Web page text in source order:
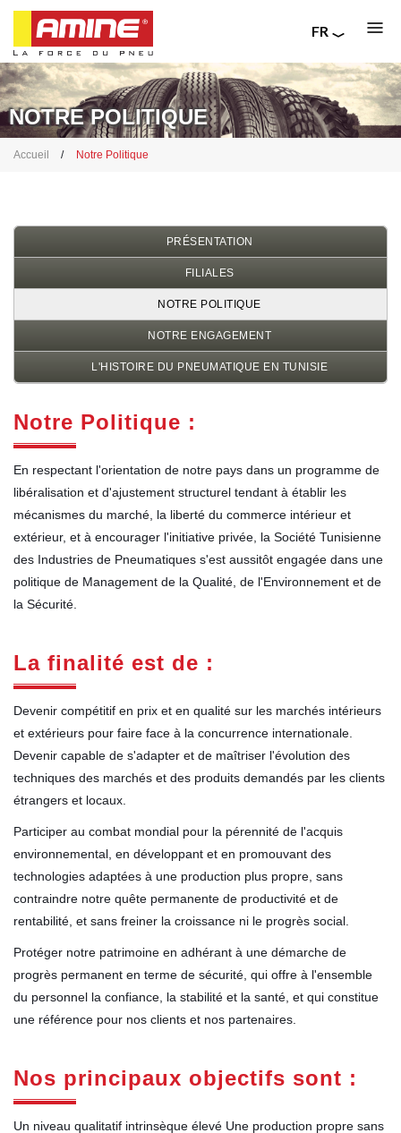
Aller
au
contenu
principal
FR
RU
IT
NOTRE POLITIQUE
Fil
Accueil Notre Politique
PRÉSENTATION
FILIALES
NOTRE POLITIQUE
NOTRE ENGAGEMENT
L'HISTOIRE DU PNEUMATIQUE EN TUNISIE
Notre Politique :
En respectant l'orientation de notre pays dans un programme de
libéralisation et d'ajustement structurel tendant à établir les
mécanismes du marché, la liberté du commerce intérieur et
extérieur, et à encourager l'initiative privée, la Société Tunisienne
des Industries de Pneumatiques s'est aussitôt engagée dans une
politique de Management de la Qualité, de l'Environnement et de
la Sécurité.
La finalité est de :
Devenir compétitif en prix et en qualité sur les marchés intérieurs
et extérieurs pour faire face à la concurrence internationale.
Devenir capable de s'adapter et de maîtriser l'évolution des
techniques des marchés et des produits demandés par les clients
étrangers et locaux.
Participer au combat mondial pour la pérennité de l'acquis
environnemental, en développant et en promouvant des
technologies adaptées à une production plus propre, sans
contraindre notre quête permanente de productivité et de
rentabilité, et sans freiner la croissance ni le progrès social.
Protéger notre patrimoine en adhérant à une démarche de
progrès permanent en terme de sécurité, qui offre à l'ensemble
du personnel la confiance, la stabilité et la santé, et qui constitue
une référence pour nos clients et nos partenaires.
Nos principaux objectifs sont :
Un niveau qualitatif intrinsèque élevé Une production propre sans